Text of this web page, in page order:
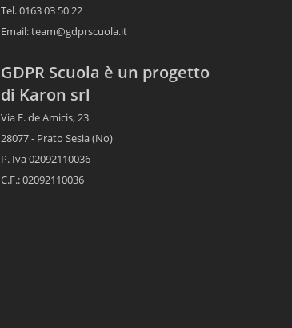
Tel. 0163 03 50 22
Email:team@gdprscuola.it
GDPR Scuola è un progetto
di Karon srl
Via E. de Amicis, 23
28077 - Prato Sesia (No)
P. Iva 02092110036
C.F.: 02092110036